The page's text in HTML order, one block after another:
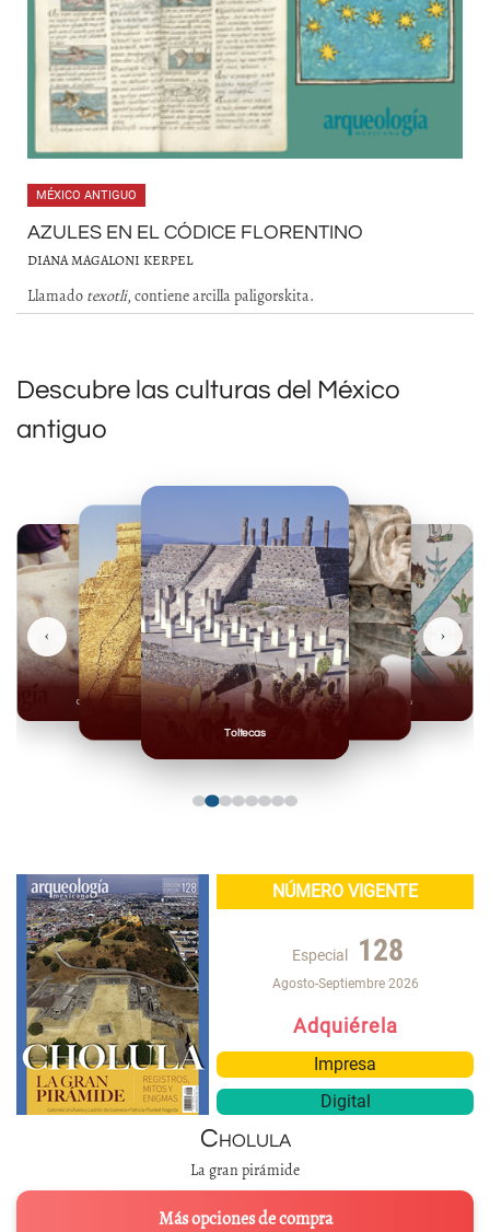
MÉXICO ANTIGUO
AZULES EN EL CÓDICE FLORENTINO
DIANA MAGALONI KERPEL
Llamado texotli, contiene arcilla paligorskita.
Descubre las culturas del México
antiguo
Toltecas
Mexicas
Olmecas
‹ ›
NÚMERO VIGENTE
Especial 128
Agosto-Septiembre 2026
Adquiérela
Impresa
Digital
Cholula
La gran pirámide
Más opciones de compra